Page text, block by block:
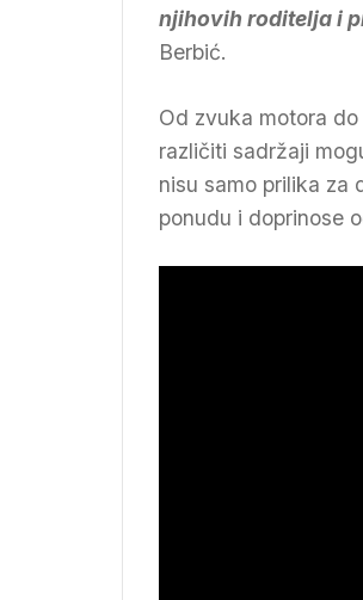
njihovih roditelja i
Berbić.
Od zvuka motora
različiti sadržaji
nisu samo prilika za
ponudu i doprinose